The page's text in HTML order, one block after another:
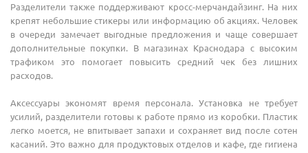
Разделители также поддерживают кросс-мерчандайзинг. На них
крепят небольшие стикеры или информацию об акциях. Человек
в очереди замечает выгодные предложения и чаще совершает
дополнительные покупки. В магазинах Краснодара с высоким
трафиком это помогает повысить средний чек без лишних
расходов.
Аксессуары экономят время персонала. Установка не требует
усилий, разделители готовы к работе прямо из коробки. Пластик
легко моется, не впитывает запахи и сохраняет вид после сотен
касаний. Это важно для продуктовых отделов и кафе, где гигиена